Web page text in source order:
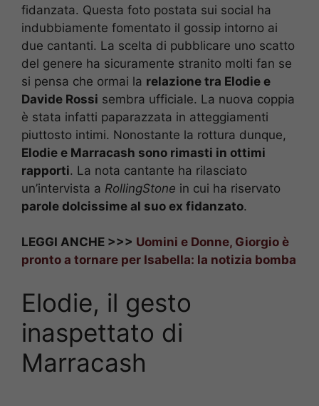
fidanzata. Questa foto postata sui social ha
indubbiamente fomentato il gossip intorno ai
due cantanti. La scelta di pubblicare uno scatto
del genere ha sicuramente stranito molti fan se
si pensa che ormai la relazione tra Elodie e
Davide Rossi sembra ufficiale. La nuova coppia
è stata infatti paparazzata in atteggiamenti
piuttosto intimi. Nonostante la rottura dunque,
Elodie e Marracash sono rimasti in ottimi
rapporti. La nota cantante ha rilasciato
un’intervista a RollingStone in cui ha riservato
parole dolcissime al suo ex fidanzato.
LEGGI ANCHE >>> Uomini e Donne, Giorgio è
pronto a tornare per Isabella: la notizia bomba
Elodie, il gesto
inaspettato di
Marracash